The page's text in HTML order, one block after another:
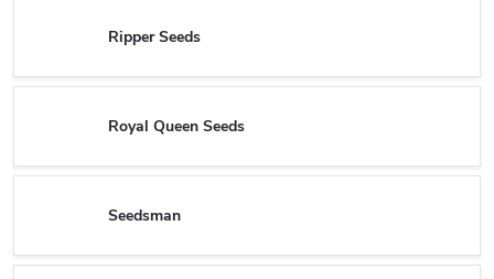
Ripper Seeds
Royal Queen Seeds
Seedsman